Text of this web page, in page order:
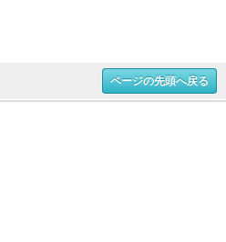
ページの先頭へ戻る